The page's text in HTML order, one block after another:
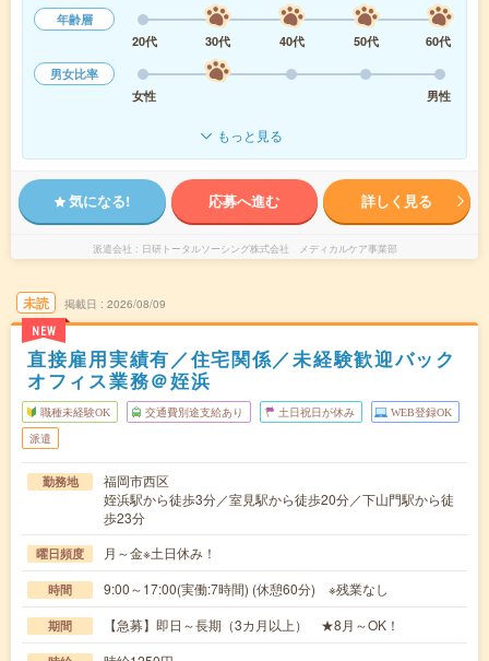
年齢層
20代
30代 40代 50代
60代
男女比率
女性
男性
もっと見る
気になる! 応募へ進む 詳しく見る
派遣会社 日研トータルソーシング株式会社 メディカルケア事業部
未読
NEW
掲載日 2026/08/09
直接雇用実績有／住宅関係／未経験歓迎バック
オフィス業務＠姪浜
職種未経験OK 交通費別途支給あり 土日祝日が休み WEB登録OK
派遣
勤務地
福岡市西区
姪浜駅から徒歩3分／室見駅から徒歩20分／下山門駅から徒
歩23分
曜日頻度 月～金※土日休み！
時間 9:00～17:00(実働:7時間) (休憩60分) ※残業なし
期間 【急募】即日～長期（3カ月以上） ★8月～OK！